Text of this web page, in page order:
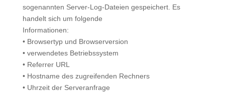
sogenannten Server-Log-Dateien gespeichert. Es
handelt sich um folgende
Informationen:
• Browsertyp und Browserversion
• verwendetes Betriebssystem
• Referrer URL
• Hostname des zugreifenden Rechners
• Uhrzeit der Serveranfrage